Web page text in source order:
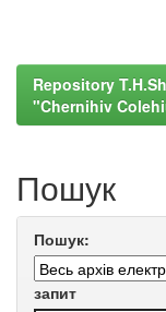
Repository
"Chernihiv
Пошук
Пошук:
запит